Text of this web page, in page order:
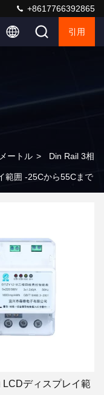
+8617766392865
引用
ートル > Din Rail 3相
範囲 -25Cから55Cまで
ディスプレイ範